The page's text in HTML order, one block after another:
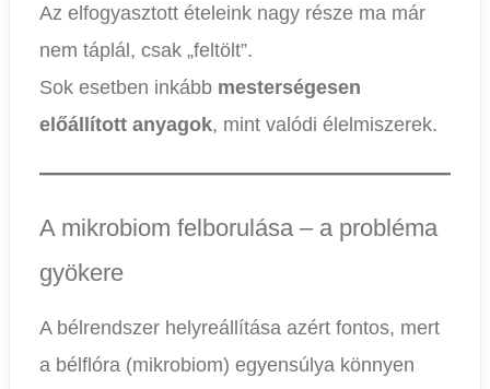
Az elfogyasztott ételeink nagy része ma már
nem táplál, csak „feltölt”.
Sok esetben inkább mesterségesen
előállított anyagok, mint valódi élelmiszerek.
A mikrobiom felborulása – a probléma
gyökere
A bélrendszer helyreállítása azért fontos, mert
a bélflóra (mikrobiom) egyensúlya könnyen